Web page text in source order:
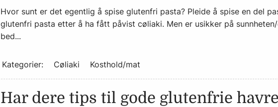
Hvor sunt er det egentlig å spise glutenfri pasta? Pleide å spise en del
glutenfri pasta etter å ha fått påvist cøliaki. Men er usikker på
bed...
Kategorier: Cøliaki Kosthold/mat
Har dere tips til gode glutenfrie